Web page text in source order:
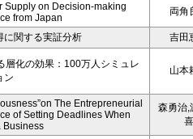
Supply on Decision-making
from Japan
両角
に関する実証分析 吉田
層化の効果：100万人シミュレ
ン
山本
The Entrepreneurial
of Setting Deadlines When
Business
森勇治,
喜